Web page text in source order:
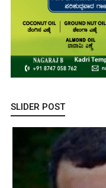
SLIDER POST